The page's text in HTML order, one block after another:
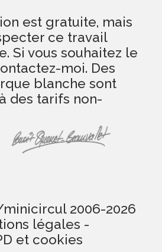
est gratuite, mais
ce travail
Si vous souhaitez le
moi. Des
blanche sont
des tarifs non-
2006-2026
légales -
et cookies